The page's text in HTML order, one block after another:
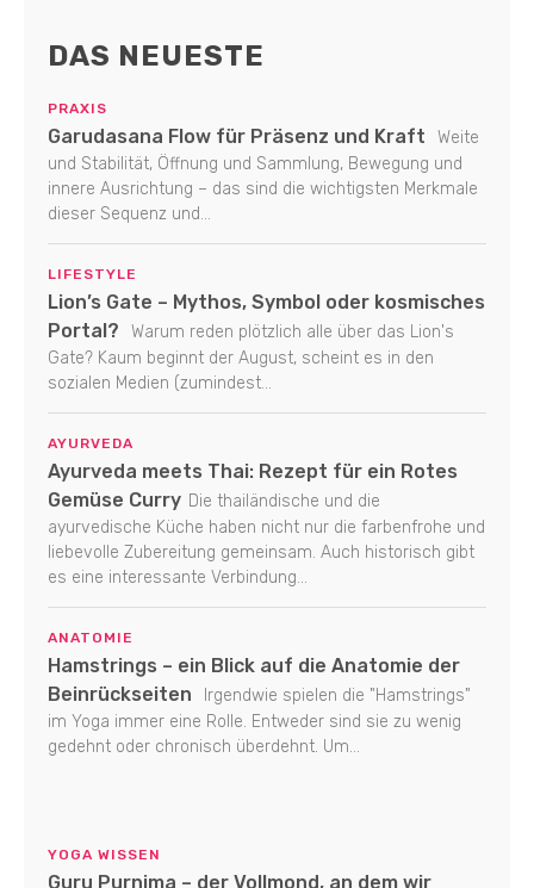
DAS NEUESTE
PRAXIS
Garudasana Flow für Präsenz und Kraft
Weite
und Stabilität, Öffnung und Sammlung, Bewegung und
innere Ausrichtung – das sind die wichtigsten Merkmale
dieser Sequenz und...
LIFESTYLE
Lion’s Gate – Mythos, Symbol oder kosmisches
Portal?
Warum reden plötzlich alle über das Lion's
Gate? Kaum beginnt der August, scheint es in den
sozialen Medien (zumindest...
AYURVEDA
Ayurveda meets Thai: Rezept für ein Rotes
Gemüse Curry Die thailändische und die
ayurvedische Küche haben nicht nur die farbenfrohe und
liebevolle Zubereitung gemeinsam. Auch historisch gibt
es eine interessante Verbindung...
ANATOMIE
Hamstrings – ein Blick auf die Anatomie der
Beinrückseiten
Irgendwie spielen die "Hamstrings"
im Yoga immer eine Rolle. Entweder sind sie zu wenig
gedehnt oder chronisch überdehnt. Um...
YOGA WISSEN
Guru Purnima – der Vollmond, an dem wir